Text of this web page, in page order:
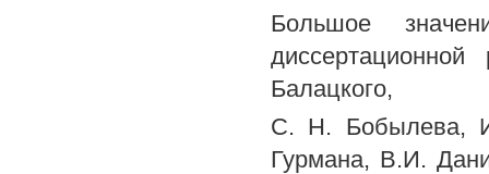
Большое
Балацкого,
C. Н. Бобылева,
Гурмана, В.И.